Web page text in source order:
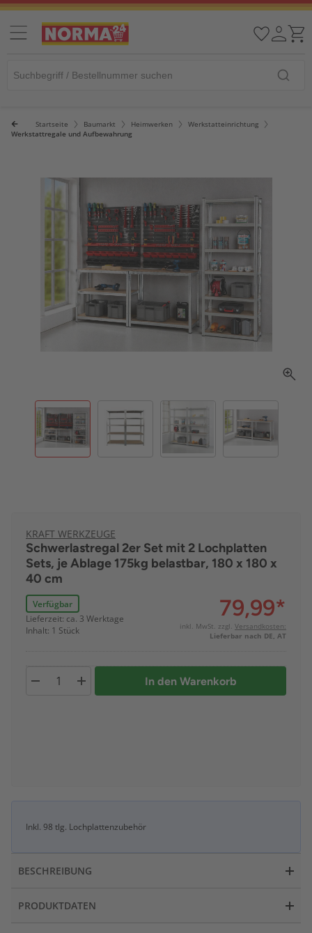
Startseite Baumarkt Heimwerken
Werkstatteinrichtung
Werkstattregale und Aufbewahrung
KRAFT WERKZEUGE
Schwerlastregal 2er Set mit 2 Lochplatten
Sets, je Ablage 175kg belastbar, 180 x 180 x
40 cm
Verfügbar
Lieferzeit: ca. 3 Werktage
Inhalt: 1 Stück
79,99*
inkl. MwSt. zzgl. Versandkosten:
Lieferbar nach DE, AT
In den Warenkorb
Inkl. 98 tlg. Lochplattenzubehör
BESCHREIBUNG
PRODUKTDATEN